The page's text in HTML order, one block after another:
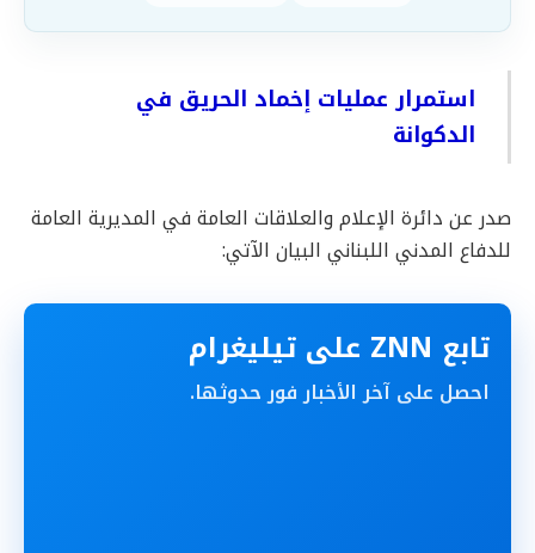
استمرار عمليات إخماد الحريق في
الدكوانة
صدر عن دائرة الإعلام والعلاقات العامة في المديرية العامة
للدفاع المدني اللبناني البيان الآتي:
تابع ZNN على تيليغرام
احصل على آخر الأخبار فور حدوثها.